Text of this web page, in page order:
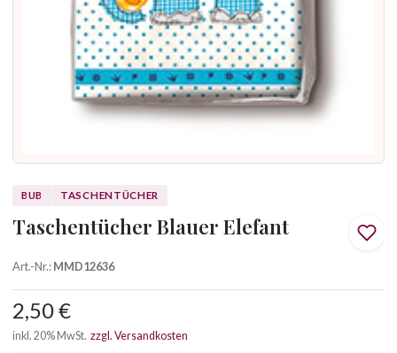
BUB TASCHENTÜCHER
Taschentücher Blauer Elefant
Art.-Nr.:MMD12636
2,50 €
inkl. 20% MwSt. zzgl. Versandkosten